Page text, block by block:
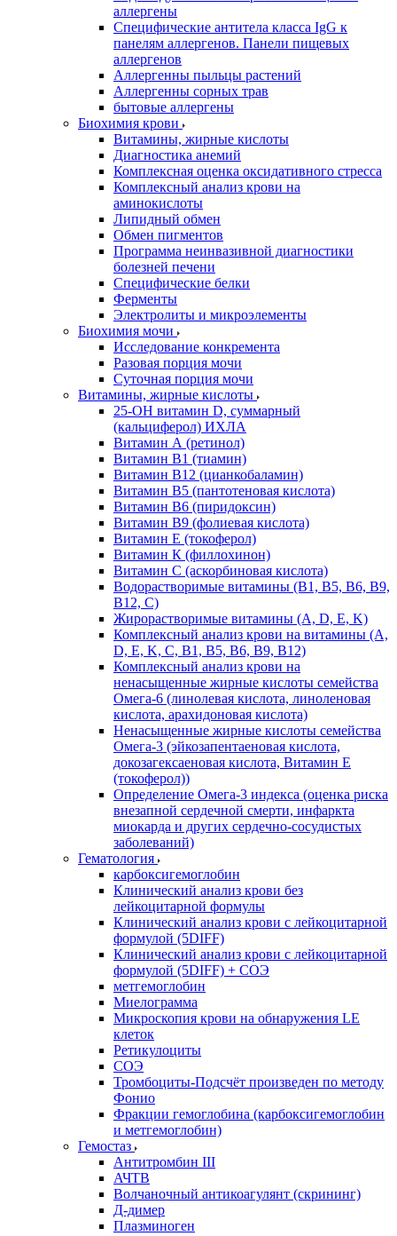
аллергены
Специфические антитела класса IgG к
панелям аллергенов. Панели пищевых
аллергенов
Аллергенны пыльцы растений
Аллергенны сорных трав
бытовые аллергены
Биохимия крови
Витамины, жирные кислоты
Диагностика анемий
Комплексная оценка оксидативного стресса
Комплексный анализ крови на
аминокислоты
Липидный обмен
Обмен пигментов
Программа неинвазивной диагностики
болезней печени
Специфические белки
Ферменты
Электролиты и микроэлементы
Биохимия мочи
Исследование конкремента
Разовая порция мочи
Суточная порция мочи
Витамины, жирные кислоты
25-OH витамин D, суммарный
(кальциферол) ИХЛА
Витамин А (ретинол)
Витамин В1 (тиамин)
Витамин В12 (цианкобаламин)
Витамин В5 (пантотеновая кислота)
Витамин В6 (пиридоксин)
Витамин В9 (фолиевая кислота)
Витамин Е (токоферол)
Витамин К (филлохинон)
Витамин С (аскорбиновая кислота)
Водорастворимые витамины (B1, B5, B6, В9,
В12, С)
Жирорастворимые витамины (A, D, E, K)
Комплексный анализ крови на витамины (A,
D, E, K, C, B1, B5, B6, В9, B12)
Комплексный анализ крови на
ненасыщенные жирные кислоты семейства
Омега-6 (линолевая кислота, линоленовая
кислота, арахидоновая кислота)
Ненасыщенные жирные кислоты семейства
Омега-3 (эйкозапентаеновая кислота,
докозагексаеновая кислота, Витамин E
(токоферол))
Определение Омега-3 индекса (оценка риска
внезапной сердечной смерти, инфаркта
миокарда и других сердечно-сосудистых
заболеваний)
Гематология
карбоксигемоглобин
Клинический анализ крови без
лейкоцитарной формулы
Клинический анализ крови с лейкоцитарной
формулой (5DIFF)
Клинический анализ крови с лейкоцитарной
формулой (5DIFF) + СОЭ
метгемоглобин
Миелограмма
Микроскопия крови на обнаружения LE
клеток
Ретикулоциты
СОЭ
Тромбоциты-Подсчёт произведен по методу
Фонио
Фракции гемоглобина (карбоксигемоглобин
и метгемоглобин)
Гемостаз
Антитромбин III
АЧТВ
Волчаночный антикоагулянт (скрининг)
Д-димер
Плазминоген